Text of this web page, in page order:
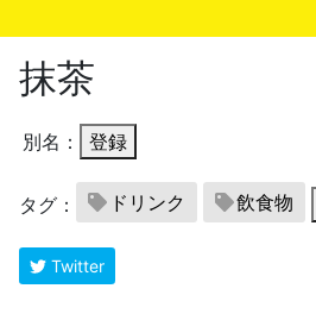
抹茶
別名： 登録
タグ： ドリンク 飲食物
Twitter